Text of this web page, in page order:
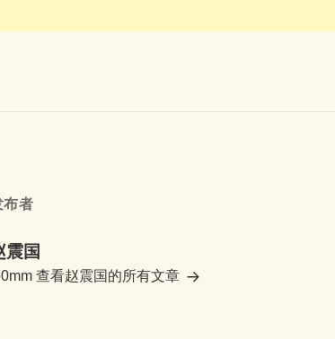
布者
震国
查看赵震国的所有文章